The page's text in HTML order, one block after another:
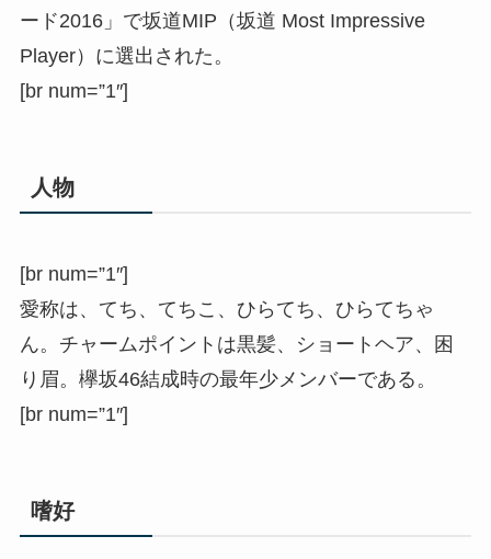
ード2016」で坂道MIP（坂道 Most Impressive
Player）に選出された。
[br num=”1″]
人物
[br num=”1″]
愛称は、てち、てちこ、ひらてち、ひらてちゃ
ん。チャームポイントは黒髪、ショートヘア、困
り眉。欅坂46結成時の最年少メンバーである。
[br num=”1″]
嗜好